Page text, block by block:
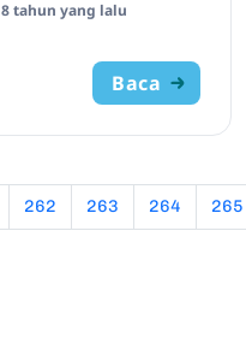
8 tahun yang lalu
Baca
262 263 264 265